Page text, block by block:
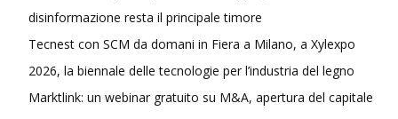
disinformazione resta il principale timore
Tecnest con SCM da domani in Fiera a Milano, a Xylexpo
2026, la biennale delle tecnologie per l’industria del legno
Marktlink: un webinar gratuito su M&A, apertura del capitale